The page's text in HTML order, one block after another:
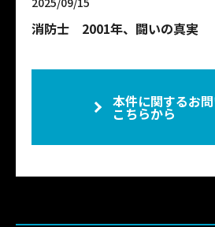
消防士 2001年、闘いの真実
本件に関するお
こちらから